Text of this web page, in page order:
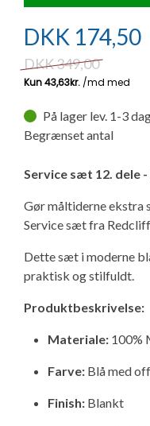
Adria Astella
Next
Hobby
Hobby Maxia
Ny campingvogn
Lille
Forsikring af
Vil du sælge din
Isabella fortelte
Isabella
Isabella
Adria Coral
Adria Compact
Internet i
Aircondition
E-trailer
GPS tracker
GRØN
Tuxer
Sikker handel
Cookie &
Persondata
DKK 174,50
DKK349,00
På lager lev. 1-3
Begrænset antal
Service sæt 12. dele
Gør måltiderne ekstra
Service sæt fra
Dette sæt i moderne
praktisk og stilfuldt.
Produktbeskrivelse:
Materiale: 100%
Farve: Blå med
Finish: Blankt